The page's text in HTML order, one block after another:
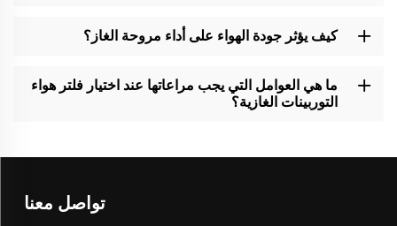
كيف يؤثر جودة الهواء على أداء مروحة الغاز؟
ما هي العوامل التي يجب مراعاتها عند اختيار فلتر هواء
التوربينات الغازية؟
تواصل معنا